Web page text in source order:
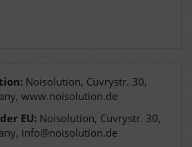
Noisolution, Cuvrystr. 30,
www.noisolution.de
EU: Noisolution, Cuvrystr. 30,
info@noisolution.de